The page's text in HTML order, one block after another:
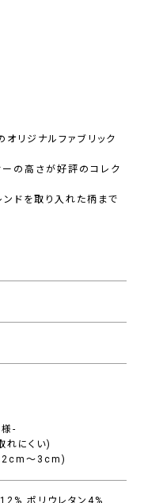
リジナルファブリック
ーの高さが好評のコレク
ドを取り入れた柄まで
-
れにくい)
2cm〜3cm)